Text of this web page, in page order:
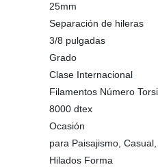
25mm
Separación de hileras
3/8 pulgadas
Grado
Clase Internacional
Filamentos Número
8000 dtex
Ocasión
para Paisajismo,
Hilados Forma